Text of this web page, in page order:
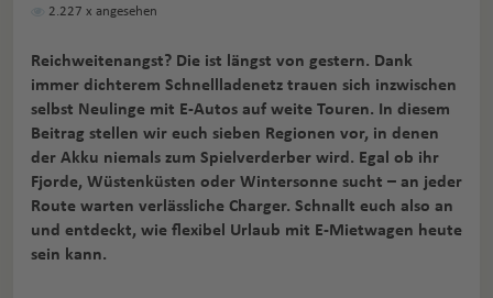
2.227 x angesehen
Reichweitenangst? Die ist längst von gestern. Dank
immer dichterem Schnellladenetz trauen sich inzwischen
selbst Neulinge mit E-Autos auf weite Touren. In diesem
Beitrag stellen wir euch sieben Regionen vor, in denen
der Akku niemals zum Spielverderber wird. Egal ob ihr
Fjorde, Wüstenküsten oder Wintersonne sucht – an jeder
Route warten verlässliche Charger. Schnallt euch also an
und entdeckt, wie flexibel Urlaub mit E-Mietwagen heute
sein kann.